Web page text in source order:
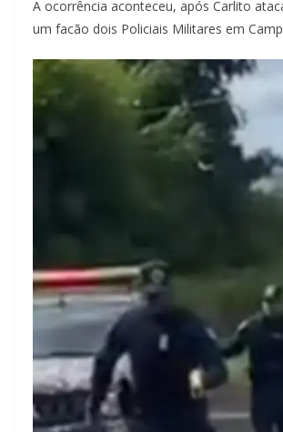
A ocorrência aconteceu, após Carlito
um facão dois Policiais Militares em